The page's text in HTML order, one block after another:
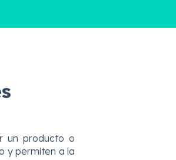
un producto o
y permiten a la